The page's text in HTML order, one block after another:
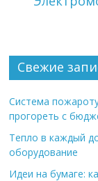
Свежие
Система
прогореть с
Тепло в каждый
оборудование
Идеи на бумаге: